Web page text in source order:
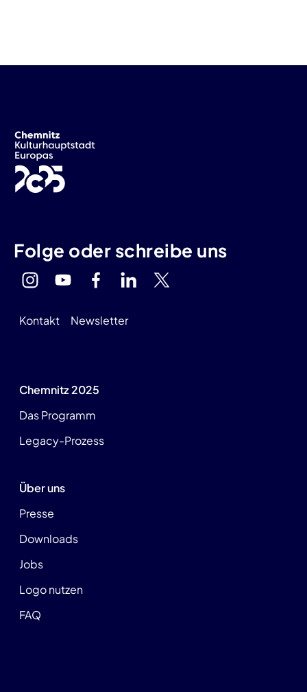
Folge oder schreibe uns
Kontakt Newsletter
Chemnitz 2025
Das Programm
Legacy-Prozess
Über uns
Presse
Downloads
Jobs
Logo nutzen
FAQ